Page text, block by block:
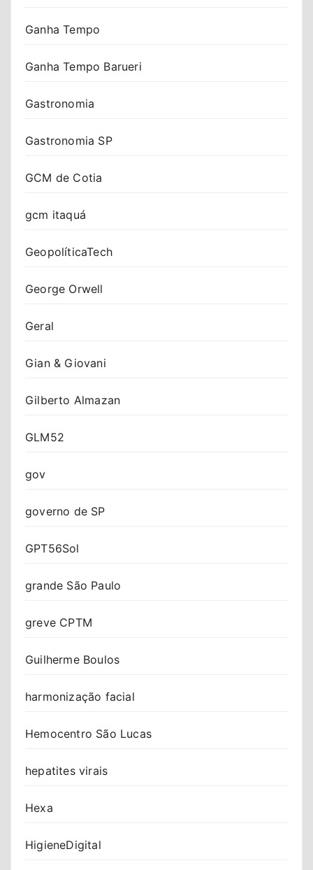
Ganha Tempo
Ganha Tempo Barueri
Gastronomia
Gastronomia SP
GCM de Cotia
gcm itaquá
GeopolíticaTech
George Orwell
Geral
Gian & Giovani
Gilberto Almazan
GLM52
gov
governo de SP
GPT56Sol
grande São Paulo
greve CPTM
Guilherme Boulos
harmonização facial
Hemocentro São Lucas
hepatites virais
Hexa
HigieneDigital